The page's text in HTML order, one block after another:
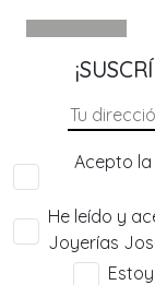
Acepto la
He leído y
Joyerías